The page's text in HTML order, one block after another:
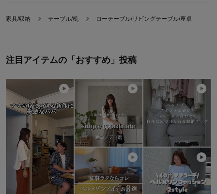
家具/収納 テーブル/机 ローテーブル/リビングテーブル/座卓
注目アイテムの「おすすめ」投稿